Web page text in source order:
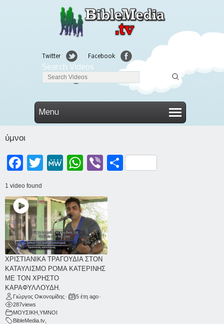
Twitter Facebook
Linkedin
Search Videos
Menu
ύμνοι
Facebook Twitter MeWe WhatsAppViber Μοιραστείτε
1 video found
ΧΡΙΣΤΙΑΝΙΚΑ ΤΡΑΓΟΥΔΙΑ ΣΤΟΝ
ΚΑΤΑΥΛΙΣΜΟ ΡΟΜΑ ΚΑΤΕΡΙΝΗΣ
ΜΕ ΤΟΝ ΧΡΗΣΤΟ
ΚΑΡΑΦΥΛΛΟΥΔΗ.
Γιώργος Οικονομίδης• 5 έτη ago•
287views
ΜΟΥΣΙΚΗ ΥΜΝΟΙ
BibleMedia.tv